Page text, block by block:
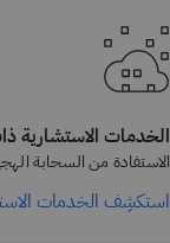
الخدمات الاستشارية
الاستفادة من السحابة
استكشِف الخدمات